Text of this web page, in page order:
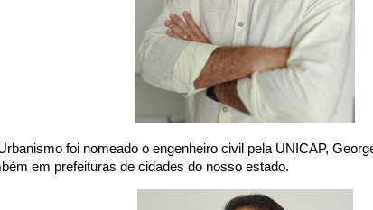
foi nomeado o engenheiro civil pela UNICAP,
em prefeituras de cidades do nosso estado.